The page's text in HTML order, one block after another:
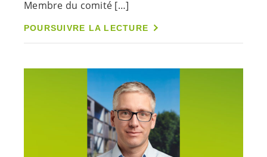
Membre du comité […]
POURSUIVRE LA LECTURE